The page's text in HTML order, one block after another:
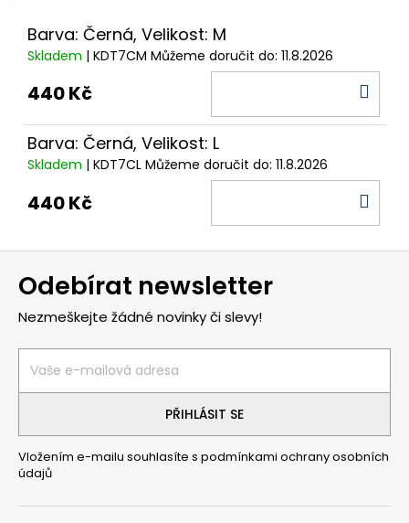
Barva: Černá, Velikost: M
Skladem | KDT7CM Můžeme doručit do: 11.8.2026
440 Kč
Barva: Černá, Velikost: L
Skladem | KDT7CL Můžeme doručit do: 11.8.2026
440 Kč
Odebírat newsletter
Nezmeškejte žádné novinky či slevy!
PŘIHLÁSIT SE
Vložením e-mailu souhlasíte s podmínkami ochrany osobních
údajů